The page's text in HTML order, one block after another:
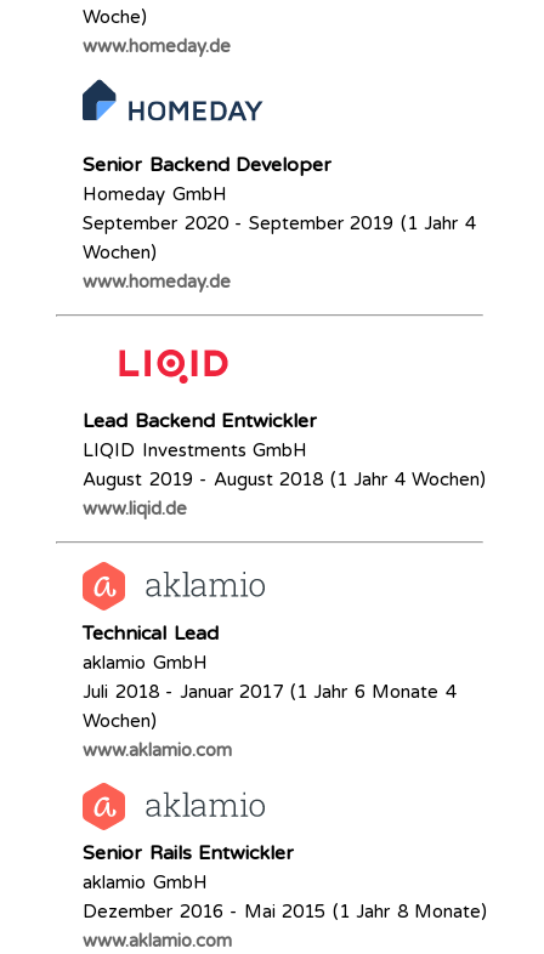
Woche)
www.homeday.de
Senior Backend Developer
Homeday GmbH
September 2020 - September 2019 (1 Jahr 4
Wochen)
www.homeday.de
Lead Backend Entwickler
LIQID Investments GmbH
August 2019 - August 2018 (1 Jahr 4 Wochen)
www.liqid.de
Technical Lead
aklamio GmbH
Juli 2018 - Januar 2017 (1 Jahr 6 Monate 4
Wochen)
www.aklamio.com
Senior Rails Entwickler
aklamio GmbH
Dezember 2016 - Mai 2015 (1 Jahr 8 Monate)
www.aklamio.com